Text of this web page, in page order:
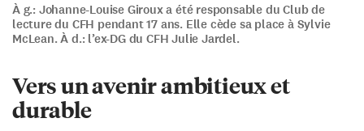
À g.: Johanne-Louise Giroux a été responsable du Club de
lecture du CFH pendant 17 ans. Elle cède sa place à Sylvie
McLean. À d.: l’ex-DG du CFH Julie Jardel.
Vers un avenir ambitieux et
durable